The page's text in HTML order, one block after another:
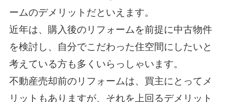
ームのデメリットだといえます。
近年は、購入後のリフォームを前提に中古物件
を検討し、自分でこだわった住空間にしたいと
考えている方も多くいらっしゃいます。
不動産売却前のリフォームは、買主にとってメ
リットもありますが、それを上回るデメリット